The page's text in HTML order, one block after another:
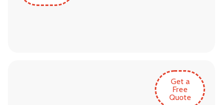
Get a
Free
Quote